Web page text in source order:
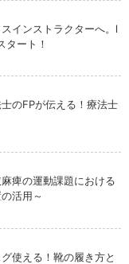
インストラクターへ。l
タート！
のFPが伝える！療法士
痺の運動課題における
活用～
使える！靴の履き方と